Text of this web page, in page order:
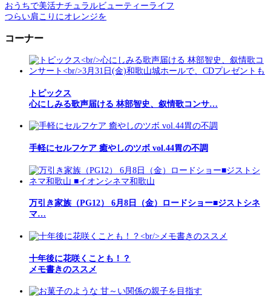
おうちで美活ナチュラルビューティーライフ
つらい肩こりにオレンジを
コーナー
トピックス
心にしみる歌声届ける 林部智史、叙情歌コンサ…
手軽にセルフケア 癒やしのツボ vol.44胃の不調
万引き家族（PG12） 6月8日（金）ロードショー■ジストシネ
マ…
十年後に花咲くことも！？
メモ書きのススメ